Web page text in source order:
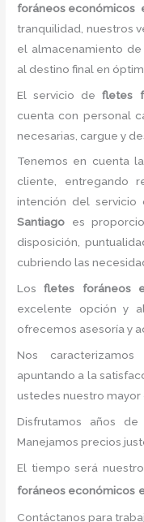
foráneos económicos
tranquilidad, nuestros
el almacenamiento
al destino final en
El servicio defletes
cuenta con personal
necesarias, cargue y
Tenemos en cuenta
cliente, entregando
intención del servicio
Santiago es
disposición,
cubriendo las
Losfletes foráneos
excelente opción y
ofrecemos asesoría y
Nos
apuntando a la
ustedes nuestro mayor
Disfrutamos años de
Manejamos precios
El tiempo será
foráneos económicos
Contáctanos para